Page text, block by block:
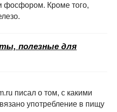
фосфором. Кроме того,
полезные для
писал о том, с какими
употребление в пищу